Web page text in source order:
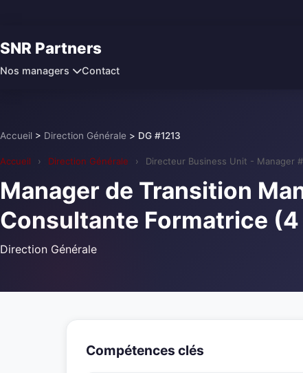
SNR Partners
Nos managers Contact
Accueil > Direction Générale > DG #1213
Accueil › Direction Générale › Directeur Business Unit - Manager
Manager de Transition
Consultante Formatrice
Direction Générale
Compétences clés